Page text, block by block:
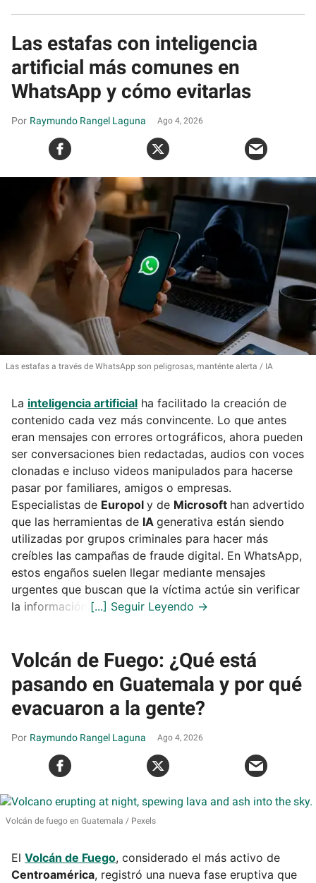
Las estafas con inteligencia
artificial más comunes en
WhatsApp y cómo evitarlas
Raymundo Rangel Laguna Ago 4, 2026
Las estafas a través de WhatsApp son peligrosas, manténte alerta IA
La inteligencia artificial ha facilitado la creación de
contenido cada vez más convincente. Lo que antes
eran mensajes con errores ortográficos, ahora pueden
ser conversaciones bien redactadas, audios con voces
clonadas e incluso videos manipulados para hacerse
pasar por familiares, amigos o empresas.
Especialistas de Europol y de Microsoft han advertido
que las herramientas de IA generativa están siendo
utilizadas por grupos criminales para hacer más
creíbles las campañas de fraude digital. En WhatsApp,
estos engaños suelen llegar mediante mensajes
urgentes que buscan que la víctima actúe sin verificar
la información.
Volcán de Fuego: ¿Qué está
pasando en Guatemala y por qué
evacuaron a la gente?
Raymundo Rangel Laguna Ago 4, 2026
Volcán de fuego en Guatemala Pexels
El Volcán de Fuego, considerado el más activo de
Centroamérica, registró una nueva fase eruptiva que